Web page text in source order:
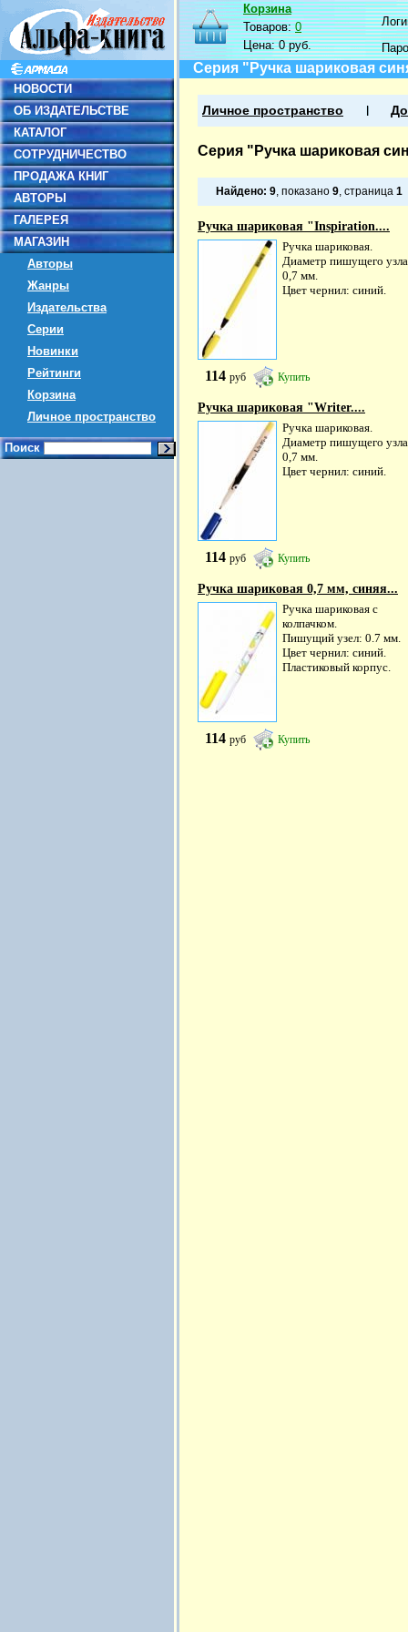
НОВОСТИ
ОБ ИЗДАТЕЛЬСТВЕ
КАТАЛОГ
СОТРУДНИЧЕСТВО
ПРОДАЖА КНИГ
АВТОРЫ
ГАЛЕРЕЯ
МАГАЗИН
Авторы
Жанры
Издательства
Серии
Новинки
Рейтинги
Корзина
Личное пространство
Поиск
Корзина
Товаров:0
Цена:0 руб.
Серия "Ручка шариковая
Личное пространство
Серия "Ручка шариковая
Найдено: 9, показано 9, страница 1
Ручка шариковая "Inspiration....
Ручка шариковая.
Диаметр пишущего
0,7 мм.
Цвет чернил: синий.
114 руб Купить
Ручка шариковая "Writer....
Ручка шариковая.
Диаметр пишущего
0,7 мм.
Цвет чернил: синий.
114 руб Купить
Ручка шариковая 0,7 мм, синяя...
Ручка шариковая с
колпачком.
Пишущий узел: 0.7 мм.
Цвет чернил: синий.
Пластиковый корпус.
114 руб Купить